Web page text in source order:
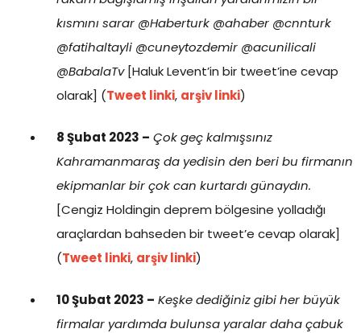
kısmını sarar @Haberturk @ahaber @cnnturk
@fatihaltayli @cuneytozdemir @acunilicali
@BabalaTv[Haluk Levent’in bir tweet’ine cevap
olarak] (Tweet linki, arşiv linki)
8 Şubat 2023 – Çok geç kalmışsınız
Kahramanmaraş da yedisin den beri bu firmanın
ekipmanlar bir çok can kurtardı günaydın.
[Cengiz Holdingin deprem bölgesine yolladığı
araçlardan bahseden bir tweet’e cevap olarak]
(Tweet linki, arşiv linki)
10 Şubat 2023 – Keşke dediğiniz gibi her büyük
firmalar yardımda bulunsa yaralar daha çabuk